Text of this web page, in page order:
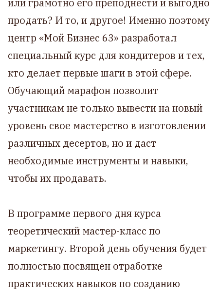
или грамотно его преподнести и выгодно
продать? И то, и другое! Именно поэтому
центр «Мой Бизнес 63» разработал
специальный курс для кондитеров и тех,
кто делает первые шаги в этой сфере.
Обучающий марафон позволит
участникам не только вывести на новый
уровень свое мастерство в изготовлении
различных десертов, но и даст
необходимые инструменты и навыки,
чтобы их продавать.
В программе первого дня курса
теоретический мастер-класс по
маркетингу. Второй день обучения будет
полностью посвящен отработке
практических навыков по созданию